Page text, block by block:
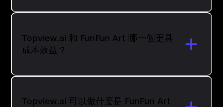
Topview.ai 和 FunFun Art 哪一個更具
成本效益？
Topview.ai 可以做什麼是 FunFun Art